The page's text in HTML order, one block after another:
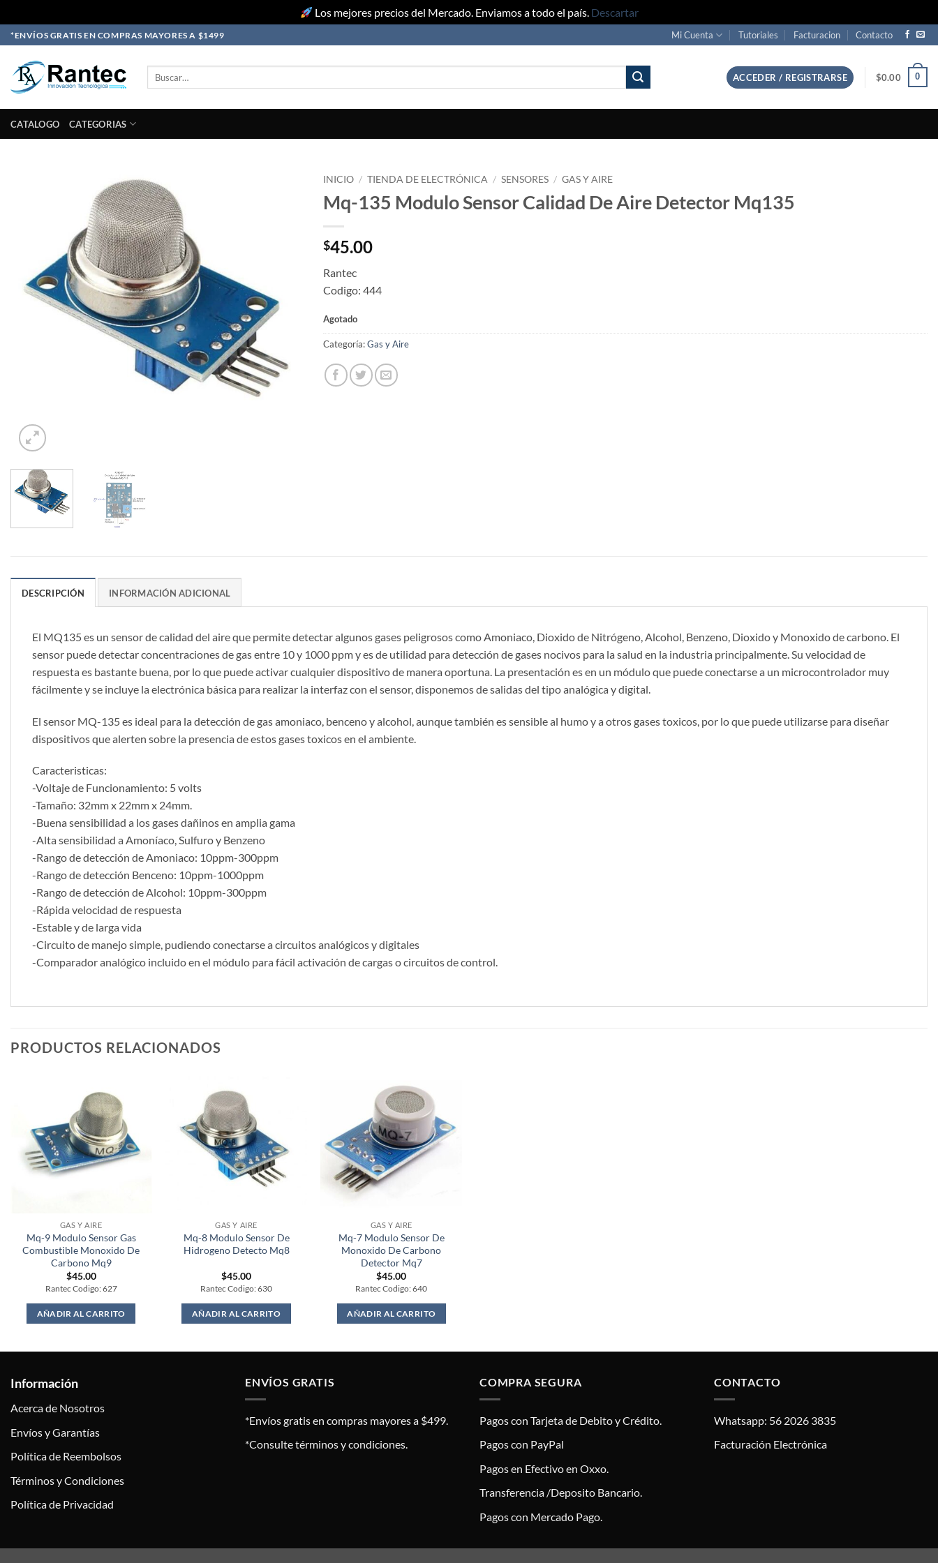
Los mejores precios del Mercado. Enviamos a todo el país. Descartar
Skip
to
content
*ENVÍOS GRATIS EN COMPRAS MAYORES A $1499 Mi Cuenta Tutoriales Facturacion Contacto
ACCEDER / REGISTRARSE $0.00 0
CATALOGO CATEGORIAS
INICIO / TIENDA DE ELECTRÓNICA / SENSORES / GAS Y AIRE
Mq-135 Modulo Sensor Calidad De Aire Detector Mq135
$45.00
Rantec
Codigo: 444
Agotado
Categoría:Gas y Aire
DESCRIPCIÓN INFORMACIÓN ADICIONAL
El MQ135 es un sensor de calidad del aire que permite detectar algunos gases peligrosos como Amoniaco, Dioxido de Nitrógeno, Alcohol, Benzeno, Dioxido y Monoxido de carbono. El
sensor puede detectar concentraciones de gas entre 10 y 1000 ppm y es de utilidad para detección de gases nocivos para la salud en la industria principalmente. Su velocidad de
respuesta es bastante buena, por lo que puede activar cualquier dispositivo de manera oportuna. La presentación es en un módulo que puede conectarse a un microcontrolador muy
fácilmente y se incluye la electrónica básica para realizar la interfaz con el sensor, disponemos de salidas del tipo analógica y digital.
El sensor MQ-135 es ideal para la detección de gas amoniaco, benceno y alcohol, aunque también es sensible al humo y a otros gases toxicos, por lo que puede utilizarse para diseñar
dispositivos que alerten sobre la presencia de estos gases toxicos en el ambiente.
Caracteristicas:
-Voltaje de Funcionamiento: 5 volts
-Tamaño: 32mm x 22mm x 24mm.
-Buena sensibilidad a los gases dañinos en amplia gama
-Alta sensibilidad a Amoníaco, Sulfuro y Benzeno
-Rango de detección de Amoniaco: 10ppm-300ppm
-Rango de detección Benceno: 10ppm-1000ppm
-Rango de detección de Alcohol: 10ppm-300ppm
-Rápida velocidad de respuesta
-Estable y de larga vida
-Circuito de manejo simple, pudiendo conectarse a circuitos analógicos y digitales
-Comparador analógico incluido en el módulo para fácil activación de cargas o circuitos de control.
PRODUCTOS RELACIONADOS
GAS Y AIRE
Mq-9 Modulo Sensor Gas
Combustible Monoxido De
Carbono Mq9
$45.00
Rantec Codigo: 627
AÑADIR AL CARRITO
GAS Y AIRE
Mq-8 Modulo Sensor De
Hidrogeno Detecto Mq8
$45.00
Rantec Codigo: 630
AÑADIR AL CARRITO
GAS Y AIRE
Mq-7 Modulo Sensor De
Monoxido De Carbono
Detector Mq7
$45.00
Rantec Codigo: 640
AÑADIR AL CARRITO
Información
Acerca de Nosotros
Envíos y Garantías
Política de Reembolsos
Términos y Condiciones
Política de Privacidad
ENVÍOS GRATIS
*Envíos gratis en compras mayores a $499.
*Consulte términos y condiciones.
COMPRA SEGURA
Pagos con Tarjeta de Debito y Crédito.
Pagos con PayPal
Pagos en Efectivo en Oxxo.
Transferencia /Deposito Bancario.
Pagos con Mercado Pago.
CONTACTO
Whatsapp: 56 2026 3835
Facturación Electrónica